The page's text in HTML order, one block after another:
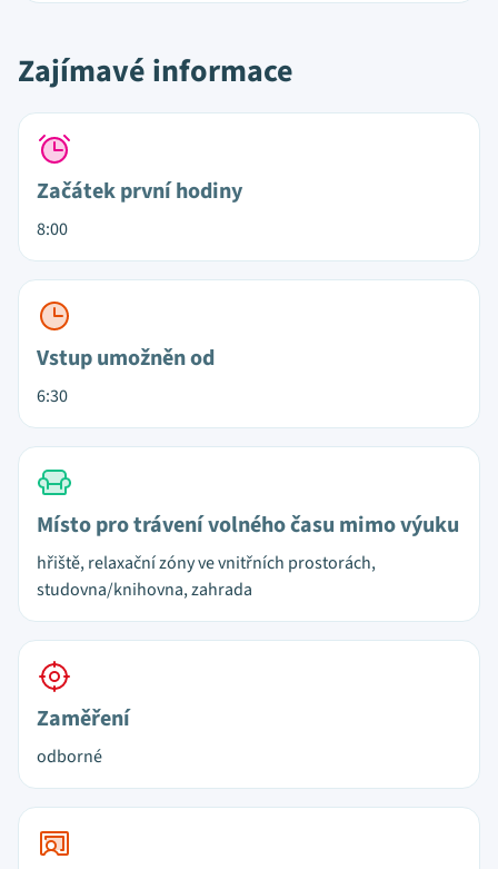
Zajímavé informace
Začátek první hodiny
8:00
Vstup umožněn od
6:30
Místo pro trávení volného času mimo výuku
hřiště, relaxační zóny ve vnitřních prostorách,
studovna/knihovna, zahrada
Zaměření
odborné